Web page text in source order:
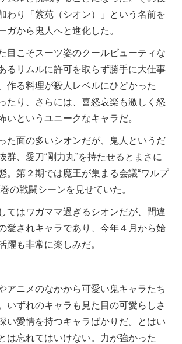
わり「紫苑（シオン）」という名前を
ガから鬼人へと進化した。
目こそスーツ姿のクールビューティな
るリムルに許可を取らず勝手に大仕事
作る料理が殺人レベルにひどかった
たり、さらには、喜怒哀楽も激しく怒
いというユニークなキャラだ。
た面の多いシオンだが、鬼人というだ
群、愛刀“剛力丸”を持たせるとまさに
。第２期では魔王が集まる会議“ワルプ
の戦闘シーンを見せていた。
てはワガママ過ぎるシオンだが、間違
愛されキャラであり、今年４月から始
躍も非常に楽しみだ。
アニメのなかから可愛い鬼キャラたち
いずれのキャラも見た目の可愛らしさ
い愛情を持つキャラばかりだ。とはい
は忘れてはいけない。力が強かった